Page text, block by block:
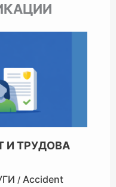
И ТРУДОВА
/ Accident